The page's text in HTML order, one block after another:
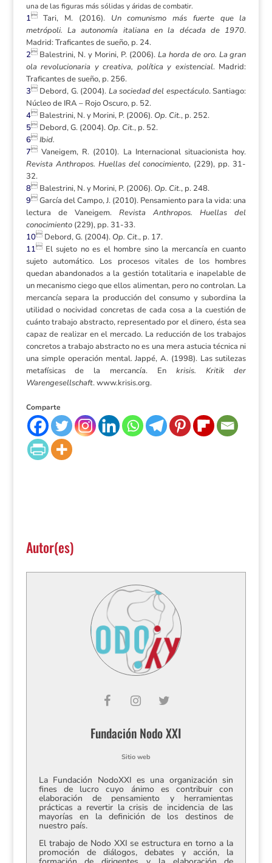
una de las figuras más sólidas y áridas de combatir.
1Tari, M. (2016). Un comunismo más fuerte que la
metrópoli. La autonomía italiana en la década de 1970.
Madrid: Traficantes de sueño, p. 24.
2Balestrini, N. y Morini, P. (2006). La horda de oro. La gran
ola revolucionaria y creativa, política y existencial. Madrid:
Traficantes de sueño, p. 256.
3Debord, G. (2004). La sociedad del espectáculo.Santiago:
Núcleo de IRA – Rojo Oscuro, p. 52.
4Balestrini, N. y Morini, P. (2006). Op. Cit., p. 252.
5Debord, G. (2004). Op. Cit., p. 52.
6 Ibid.
7Vaneigem, R. (2010). La Internacional situacionista hoy.
Revista Anthropos. Huellas del conocimiento, (229), pp. 31-
32.
8Balestrini, N. y Morini, P. (2006). Op. Cit., p. 248.
9García del Campo, J. (2010). Pensamiento para la vida: una
lectura de Vaneigem. Revista Anthropos. Huellas del
conocimiento(229), pp. 31-33.
10Debord, G. (2004). Op. Cit., p. 17.
11El sujeto no es el hombre sino la mercancía en cuanto
sujeto automático. Los procesos vitales de los hombres
quedan abandonados a la gestión totalitaria e inapelable de
un mecanismo ciego que ellos alimentan, pero no controlan. La
mercancía separa la producción del consumo y subordina la
utilidad o nocividad concretas de cada cosa a la cuestión de
cuánto trabajo abstracto, representado por el dinero, ésta sea
capaz de realizar en el mercado. La reducción de los trabajos
concretos a trabajo abstracto no es una mera astucia técnica ni
una simple operación mental. Jappé, A. (1998). Las sutilezas
metafísicas de la mercancía. En krisis. Kritik der
Warengesellschaft. www.krisis.org.
Comparte
Autor(es)
Fundación Nodo XXI
Sitio web
La Fundación NodoXXI es una organización sin
fines de lucro cuyo ánimo es contribuir con
elaboración de pensamiento y herramientas
prácticas a revertir la crisis de incidencia de las
mayorías en la definición de los destinos de
nuestro país.
El trabajo de Nodo XXI se estructura en torno a la
promoción de diálogos, debates y acción, la